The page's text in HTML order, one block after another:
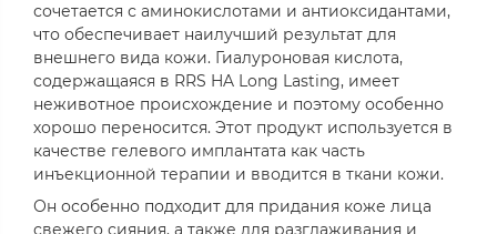
сочетается с аминокислотами и антиоксидантами,
что обеспечивает наилучший результат для
внешнего вида кожи. Гиалуроновая кислота,
содержащаяся в RRS HA Long Lasting, имеет
неживотное происхождение и поэтому особенно
хорошо переносится. Этот продукт используется в
качестве гелевого имплантата как часть
инъекционной терапии и вводится в ткани кожи.
Он особенно подходит для придания коже лица
свежего сияния, а также для разглаживания и